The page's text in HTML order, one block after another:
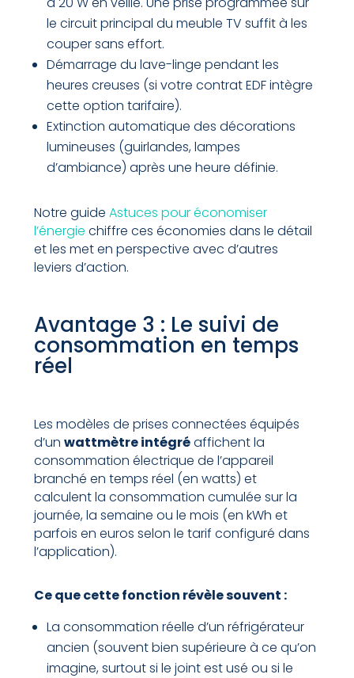
le circuit principal du meuble TV suffit à les
couper sans effort.
Démarrage du lave-linge pendant les
heures creuses (si votre contrat EDF intègre
cette option tarifaire).
Extinction automatique des décorations
lumineuses (guirlandes, lampes
d’ambiance) après une heure définie.
Notre guide Astuces pour économiser
l’énergie chiffre ces économies dans le détail
et les met en perspective avec d’autres
leviers d’action.
Avantage 3 : Le suivi de
consommation en temps
réel
Les modèles de prises connectées équipés
d’un wattmètre intégréaffichent la
consommation électrique de l’appareil
branché en temps réel (en watts) et
calculent la consommation cumulée sur la
journée, la semaine ou le mois (en kWh et
parfois en euros selon le tarif configuré dans
l’application).
Ce que cette fonction révèle souvent :
La consommation réelle d’un réfrigérateur
ancien (souvent bien supérieure à ce qu’on
imagine, surtout si le joint est usé ou si le